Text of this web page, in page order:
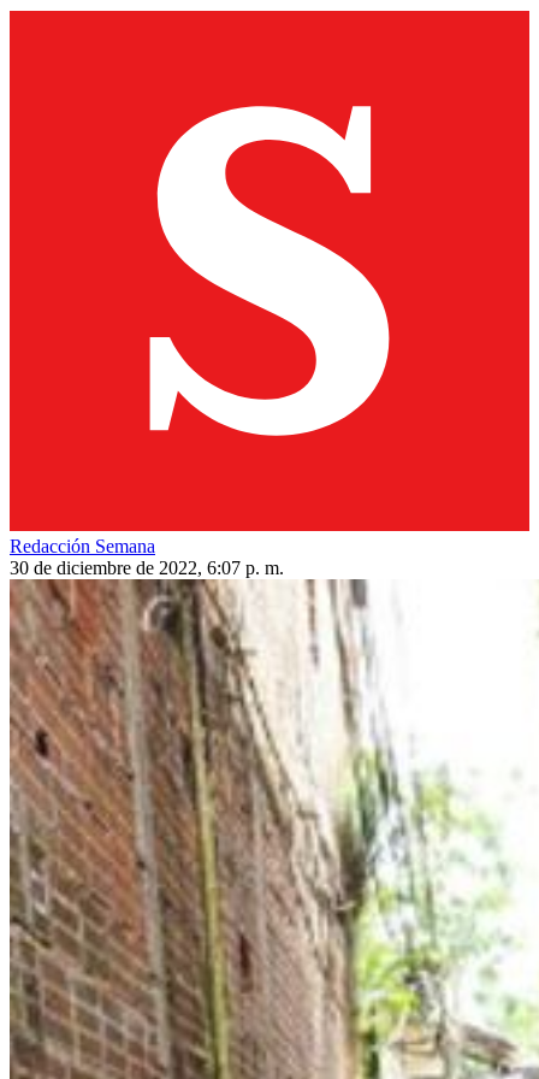
Redacción Semana
30 de diciembre de 2022, 6:07 p. m.